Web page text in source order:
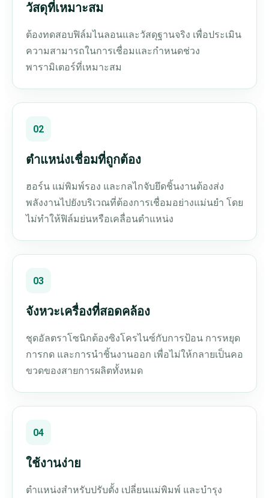
วัสดุที่เหมาะสม
ต้องทดสอบฟิล์มไนลอนและวัสดุฐานจริง เพื่อประเมิน
ความสามารถในการเชื่อมและกำหนดช่วง
พารามิเตอร์ที่เหมาะสม
02
ตำแหน่งเชื่อมที่ถูกต้อง
ฮอร์น แม่พิมพ์รอง และกลไกจับยึดชิ้นงานต้องส่ง
พลังงานไปยังบริเวณที่ต้องการเชื่อมอย่างแม่นยำ โดย
ไม่ทำให้ฟิล์มย่นหรือเคลื่อนตำแหน่ง
03
จังหวะเครื่องที่สอดคล้อง
ชุดอัลตราโซนิกต้องซิงโครไนซ์กับการป้อน การหยุด
การกด และการนำชิ้นงานออก เพื่อไม่ให้กลายเป็นคอ
ขวดของสายการผลิตทั้งหมด
04
ใช้งานง่าย
ตำแหน่งสำหรับปรับตั้ง เปลี่ยนแม่พิมพ์ และบำรุง